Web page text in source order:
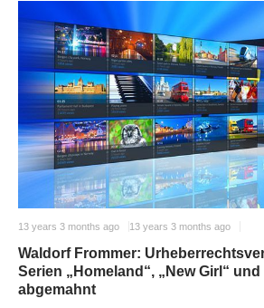
13 years 3 months ago 13 years 3 months ago
Waldorf Frommer:
Serien „Homeland“, „New Girl“
abgemahnt